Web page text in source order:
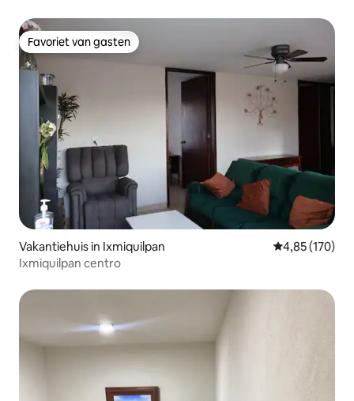
Favoriet van gasten
Favoriet van gasten
Vakantiehuis in Ixmiquilpan Gemiddelde
4,85 (170)
Ixmiquilpan centro